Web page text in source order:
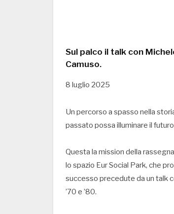
Sul palco il talk con
Camuso.
8 luglio 2025
Un percorso a spasso nella
passato possa illuminare il
Questa la mission della
lo spazio Eur Social Park, che
successo precedute da un talk
’70 e ’80.